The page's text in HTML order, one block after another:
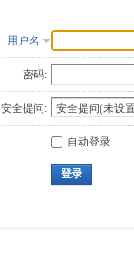
用户名
密码:
安全提问:
自动登录
登录